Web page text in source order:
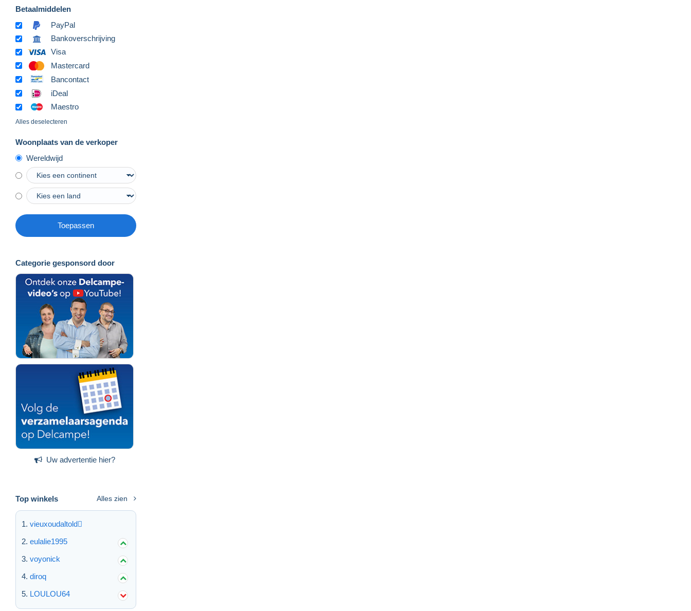
Betaalmiddelen
PayPal
Bankoverschrijving
Visa
Mastercard
Bancontact
iDeal
Maestro
Alles deselecteren
Woonplaats van de verkoper
Wereldwijd
Toepassen
Categorie gesponsord door
Uw advertentie hier?
Top winkels Alles zien
vieuxoudaltold
eulalie1995
voyonick
diroq
LOULOU64